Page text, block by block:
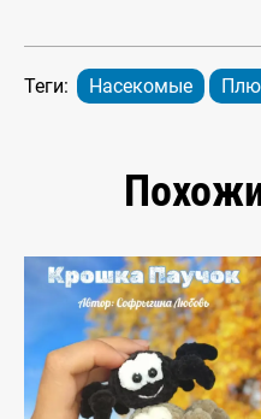
Теги: Насекомые